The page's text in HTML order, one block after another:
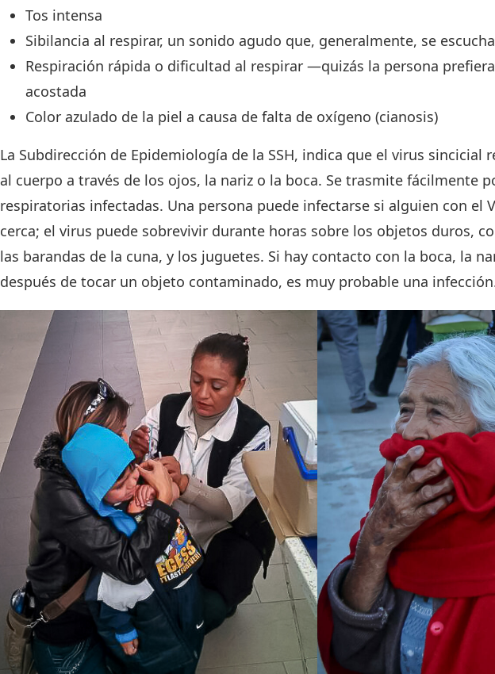
Tos intensa
Sibilancia al respirar, un sonido agudo que, generalmente, se
Respiración rápida o dificultad al respirar —quizás la persona
acostada
Color azulado de la piel a causa de falta de oxígeno (cianosis)
La Subdirección de Epidemiología de la SSH, indica que el virus sincicial
al cuerpo a través de los ojos, la nariz o la boca. Se trasmite fácilmente
respiratorias infectadas. Una persona puede infectarse si alguien con el
cerca; el virus puede sobrevivir durante horas sobre los objetos duros,
las barandas de la cuna, y los juguetes. Si hay contacto con la boca, la
después de tocar un objeto contaminado, es muy probable una